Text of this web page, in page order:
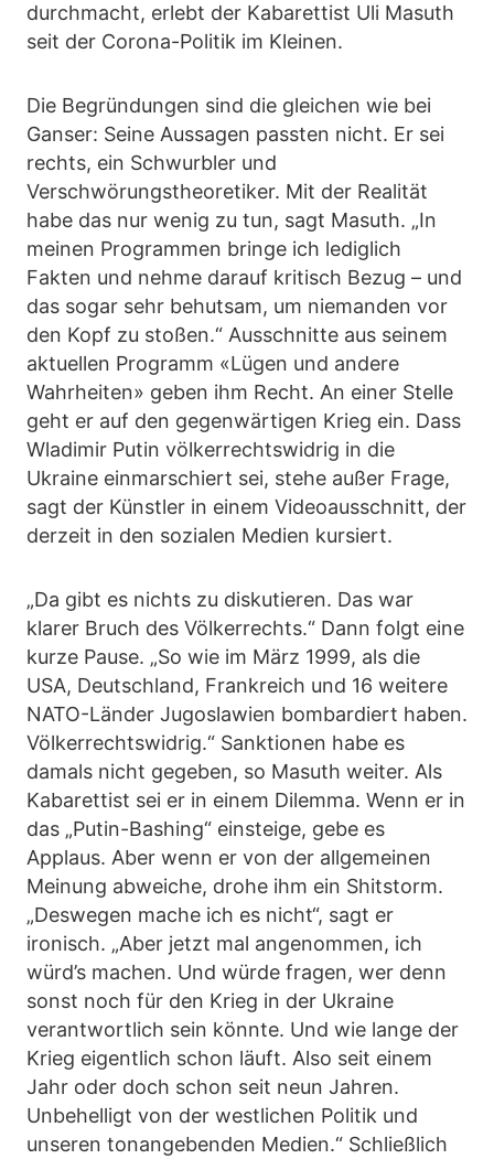
durchmacht, erlebt der Kabarettist Uli Masuth
seit der Corona-Politik im Kleinen.
Die Begründungen sind die gleichen wie bei
Ganser: Seine Aussagen passten nicht. Er sei
rechts, ein Schwurbler und
Verschwörungstheoretiker. Mit der Realität
habe das nur wenig zu tun, sagt Masuth. „In
meinen Programmen bringe ich lediglich
Fakten und nehme darauf kritisch Bezug – und
das sogar sehr behutsam, um niemanden vor
den Kopf zu stoßen.“ Ausschnitte aus seinem
aktuellen Programm «Lügen und andere
Wahrheiten» geben ihm Recht. An einer Stelle
geht er auf den gegenwärtigen Krieg ein. Dass
Wladimir Putin völkerrechtswidrig in die
Ukraine einmarschiert sei, stehe außer Frage,
sagt der Künstler in einem Videoausschnitt, der
derzeit in den sozialen Medien kursiert.
„Da gibt es nichts zu diskutieren. Das war
klarer Bruch des Völkerrechts.“ Dann folgt eine
kurze Pause. „So wie im März 1999, als die
USA, Deutschland, Frankreich und 16 weitere
NATO-Länder Jugoslawien bombardiert haben.
Völkerrechtswidrig.“ Sanktionen habe es
damals nicht gegeben, so Masuth weiter. Als
Kabarettist sei er in einem Dilemma. Wenn er in
das „Putin-Bashing“ einsteige, gebe es
Applaus. Aber wenn er von der allgemeinen
Meinung abweiche, drohe ihm ein Shitstorm.
„Deswegen mache ich es nicht“, sagt er
ironisch. „Aber jetzt mal angenommen, ich
würd’s machen. Und würde fragen, wer denn
sonst noch für den Krieg in der Ukraine
verantwortlich sein könnte. Und wie lange der
Krieg eigentlich schon läuft. Also seit einem
Jahr oder doch schon seit neun Jahren.
Unbehelligt von der westlichen Politik und
unseren tonangebenden Medien.“ Schließlich